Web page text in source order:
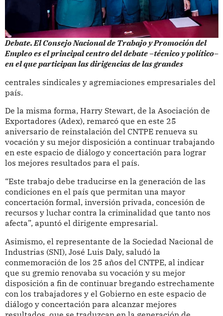
Debate. El Consejo Nacional de Trabajo y Promoción del
Empleo es el principal centro del debate –técnico y político–
en el que participan las dirigencias de las grandes
centrales sindicales y agremiaciones empresariales del
país.
De la misma forma, Harry Stewart, de la Asociación de
Exportadores (Adex), remarcó que en este 25
aniversario de reinstalación del CNTPE renueva su
vocación y su mejor disposición a continuar trabajando
en este espacio de diálogo y concertación para lograr
los mejores resultados para el país.
“Este trabajo debe traducirse en la generación de las
condiciones en el país que permitan una mayor
concertación formal, inversión privada, concesión de
recursos y luchar contra la criminalidad que tanto nos
afecta”, apuntó el dirigente empresarial.
Asimismo, el representante de la Sociedad Nacional de
Industrias (SNI), José Luis Daly, saludó la
conmemoración de los 25 años del CNTPE, al indicar
que su gremio renovaba su vocación y su mejor
disposición a fin de continuar bregando estrechamente
con los trabajadores y el Gobierno en este espacio de
diálogo y concertación para alcanzar mejores